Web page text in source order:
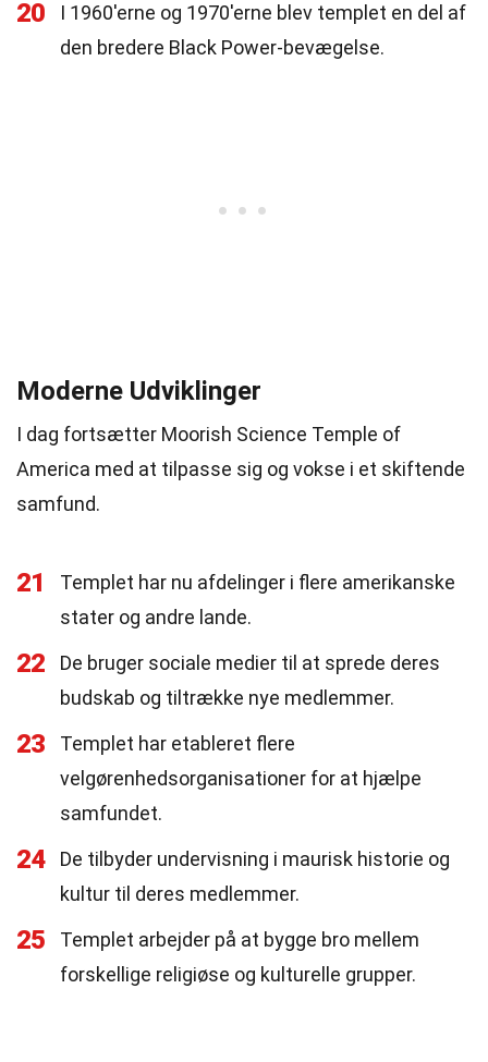
20
I 1960'erne og 1970'erne blev templet en del af
den bredere Black Power-bevægelse.
Moderne Udviklinger
I dag fortsætter Moorish Science Temple of
America med at tilpasse sig og vokse i et skiftende
samfund.
21
Templet har nu afdelinger i flere amerikanske
stater og andre lande.
22
De bruger sociale medier til at sprede deres
budskab og tiltrække nye medlemmer.
23
Templet har etableret flere
velgørenhedsorganisationer for at hjælpe
samfundet.
24
De tilbyder undervisning i maurisk historie og
kultur til deres medlemmer.
25
Templet arbejder på at bygge bro mellem
forskellige religiøse og kulturelle grupper.